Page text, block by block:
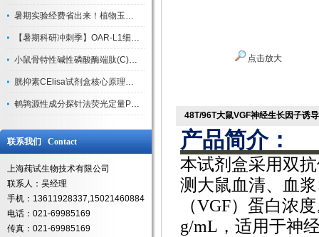
暑期实验经费省出来！植物玉米索核苷（ZR ）elisa酶联免疫试剂盒
【暑期科研冲刺季】OAR-L1细胞专用培养基特惠，助力实验高效突破
小鼠骨特性碱性磷酸酶端肽(C)elisa试剂盒大促，骨科研人速囤
胱抑素CElisa试剂盒核心原理、产品特性与全流程操作规范详解
鹌鹑源性成分探针法荧光定量PCR试剂盒特惠来袭
联系我们 Contact
上海莼试生物技术有限公司
联系人：吴经理
手机：13611928337,15021460884
电话：021-69985169
传真：021-69985169
点击放大
48T/96T大鼠VGF神经生长因子诱
产品简介：
本试剂盒采用双
测大鼠血清、血
（VGF）蛋白浓
g/mL，适用于神